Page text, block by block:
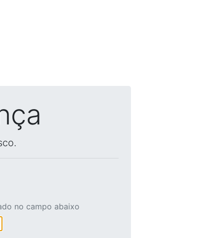
no campo abaixo